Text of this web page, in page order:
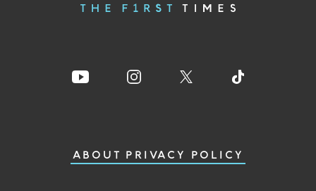
ABOUT PRIVACY POLICY